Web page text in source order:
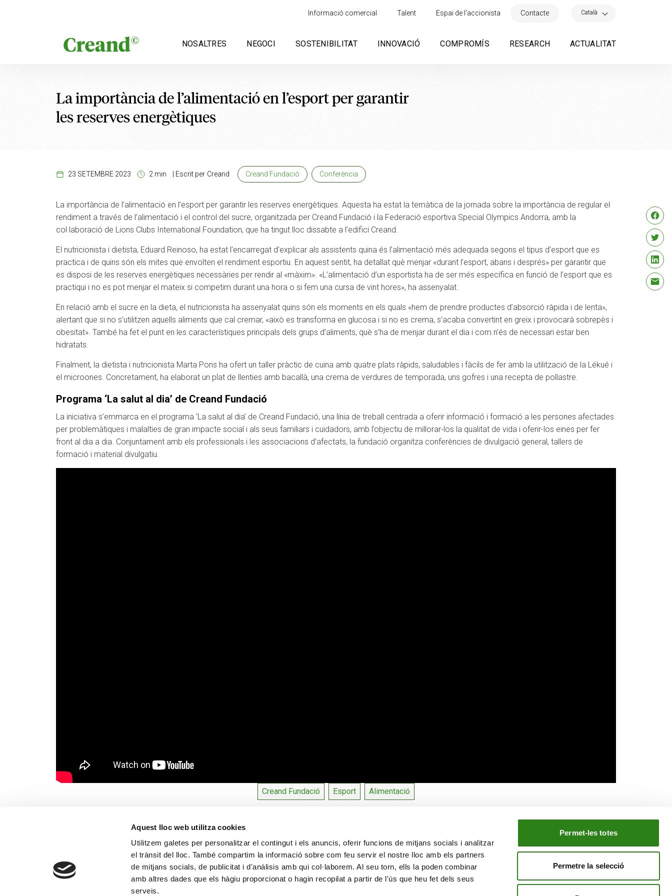
Aquest lloc web utilitza cookies
Utilitzem galetes per personalitzar el contingut i els anuncis, oferir funcions de mitjans socials i analitzar
el trànsit del lloc. També compartim la informació sobre com feu servir el nostre lloc amb els partners
de mitjans socials, de publicitat i d'anàlisis amb qui col·laborem. Al seu torn, ells la poden combinar
amb altres dades que els hàgiu proporcionat o hagin recopilat a partir de l'ús que heu fet dels seus
serveis.
Permet-les totes
Permetre la selecció
Informació comercial Talent Espai de l'accionista Contacte Català
NOSALTRES NEGOCI SOSTENIBILITAT INNOVACIÓ COMPROMÍS RESEARCH ACTUALITAT
La importància de l’alimentació en l’esport per garantir
les reserves energètiques
23 SETEMBRE 2023 2 min Escrit per Creand Creand Fundació Conferència
La importància de l’alimentació en l’esport per garantir les reserves energètiques. Aquesta ha estat la temàtica de la jornada sobre la importància de regular el
rendiment a través de l’alimentació i el control del sucre, organitzada per Creand Fundació i la Federació esportiva Special Olympics Andorra, amb la
col·laboració de Lions Clubs International Foundation, que ha tingut lloc dissabte a l’edifici Creand.
El nutricionista i dietista, Eduard Reinoso, ha estat l’encarregat d’explicar als assistents quina és l’alimentació més adequada segons el tipus d’esport que es
practica i de quins són els mites que envolten el rendiment esportiu. En aquest sentit, ha detallat què menjar «durant l’esport, abans i després» per garantir que
es disposi de les reserves energètiques necessàries per rendir al «màxim». «L’alimentació d’un esportista ha de ser més específica en funció de l’esport que es
practiqui i no es pot menjar el mateix si competim durant una hora o si fem una cursa de vint hores», ha assenyalat.
En relació amb el sucre en la dieta, el nutricionista ha assenyalat quins són els moments en els quals «hem de prendre productes d’absorció ràpida i de lenta»,
alertant que si no s’utilitzen aquells aliments que cal cremar, «això es transforma en glucosa i si no es crema, s’acaba convertint en greix i provocarà sobrepès i
obesitat». També ha fet el punt en les característiques principals dels grups d’aliments, què s’ha de menjar durant el dia i com n’és de necessari estar ben
hidratats.
Finalment, la dietista i nutricionista Marta Pons ha ofert un taller pràctic de cuina amb quatre plats ràpids, saludables i fàcils de fer amb la utilització de la Lékué i
el microones. Concretament, ha elaborat un plat de llenties amb bacallà, una crema de verdures de temporada, uns gofres i una recepta de pollastre.
Programa ‘La salut al dia’ de Creand Fundació
La iniciativa s’emmarca en el programa ‘La salut al dia’ de Creand Fundació, una línia de treball centrada a oferir informació i formació a les persones afectades
per problemàtiques i malalties de gran impacte social i als seus familiars i cuidadors, amb l’objectiu de millorar-los la qualitat de vida i oferir-los eines per fer
front al dia a dia. Conjuntament amb els professionals i les associacions d’afectats, la fundació organitza conferències de divulgació general, tallers de
formació i material divulgatiu.
Creand Fundació Esport Alimentació
CONTACTE
MÉS CREAND
Actualitat
EL NOSTRE GRUP